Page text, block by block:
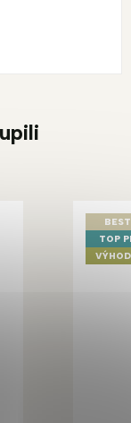
TOP